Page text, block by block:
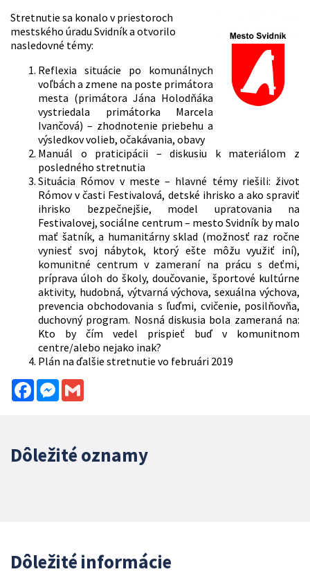
Stretnutie sa konalo v priestoroch
mestského úradu Svidník a otvorilo
nasledovné témy:
Reflexia situácie po komunálnych
voľbách a zmene na poste primátora
mesta (primátora Jána Holodňáka
vystriedala primátorka Marcela
Ivančová) – zhodnotenie priebehu a
výsledkov volieb, očakávania, obavy
Manuál o praticipácii – diskusiu k materiálom z
posledného stretnutia
Situácia Rómov v meste – hlavné témy riešili: život
Rómov v časti Festivalová, detské ihrisko a ako spraviť
ihrisko bezpečnejšie, model upratovania na
Festivalovej, sociálne centrum – mesto Svidník by malo
mať šatník, a humanitárny sklad (možnosť raz ročne
vyniesť svoj nábytok, ktorý ešte môžu využiť iní),
komunitné centrum v zameraní na prácu s deťmi,
príprava úloh do školy, doučovanie, športové kultúrne
aktivity, hudobná, výtvarná výchova, sexuálna výchova,
prevencia obchodovania s ľuďmi, cvičenie, posilňovňa,
duchovný program. Nosná diskusia bola zameraná na:
Kto by čím vedel prispieť buď v komunitnom
centre/alebo nejako inak?
Plán na ďalšie stretnutie vo februári 2019
FacebookMessenger
Dôležité oznamy
Dôležité informácie